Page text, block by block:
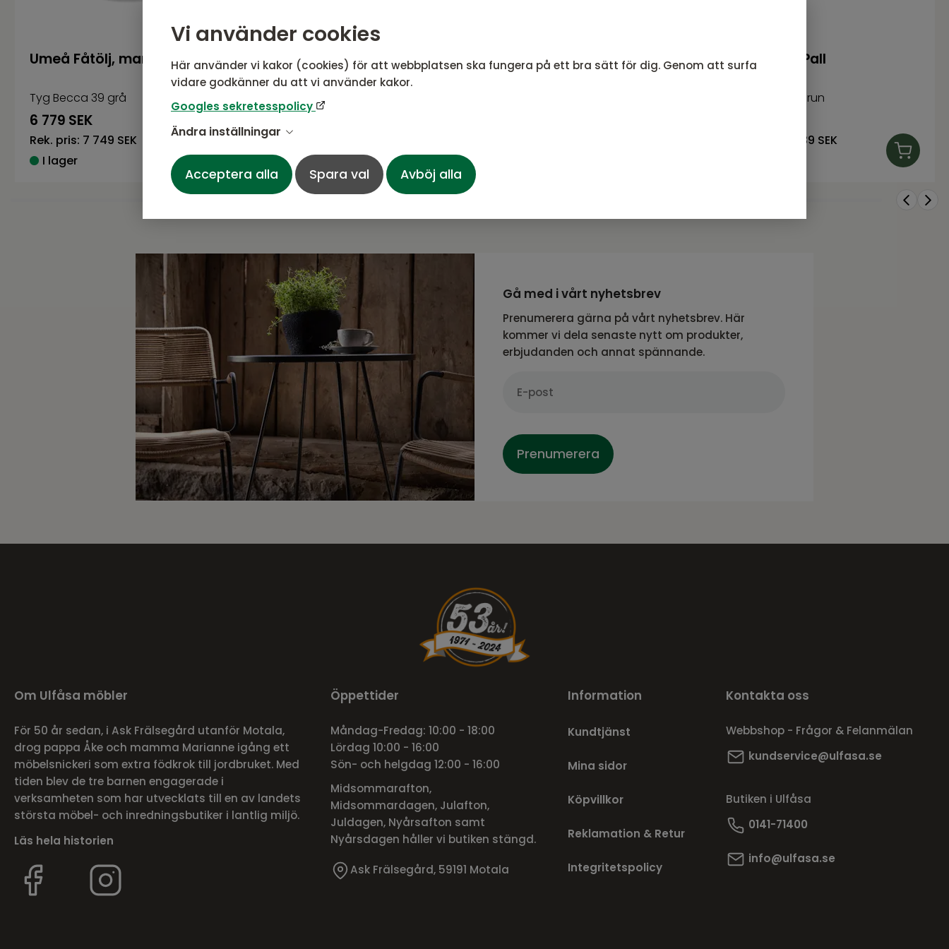
Vi använder cookies
Här använder vi kakor (cookies) för att webbplatsen ska fungera på ett bra sätt för dig. Genom att surfa
vidare godkänner du att vi använder kakor.
Googles sekretesspolicy
Ändra inställningar
Acceptera alla Spara val Avböj alla
Umeå Fåtölj, manuell recl
Tyg Becca 39 grå
6 779 SEK
Rek. pris: 7 749 SEK
I lager
Aberdeen Fåtölj
Läder WO/split oxblod, brun
Rek. pris:
I lager
Aberdeen Pall Aberdeen Pall
Tyg vintage brun
3 239 SEK
Gå med i vårt nyhetsbrev
Prenumerera gärna på vårt nyhetsbrev. Här
kommer vi dela senaste nytt om produkter,
erbjudanden och annat spännande.
Prenumerera
Om Ulfåsa möbler
För 50 år sedan, i Ask Frälsegård utanför Motala,
drog pappa Åke och mamma Marianne igång ett
möbelsnickeri som extra födkrok till jordbruket. Med
tiden blev de tre barnen engagerade i
verksamheten som har utvecklats till en av landets
största möbel- och inredningsbutiker i lantlig miljö.
Läs hela historien
Öppettider
Måndag-Fredag: 10:00 - 18:00
Lördag 10:00 - 16:00
Sön- och helgdag 12:00 - 16:00
Midsommarafton,
Midsommardagen, Julafton,
Juldagen, Nyårsafton samt
Nyårsdagen håller vi butiken stängd.
Ask Frälsegård, 59191 Motala
Information
Kundtjänst
Mina sidor
Köpvillkor
Reklamation & Retur
Integritetspolicy
Kontakta oss
Webbshop - Frågor & Felanmälan
kundservice@ulfasa.se
Butiken i Ulfåsa
0141-71400
info@ulfasa.se